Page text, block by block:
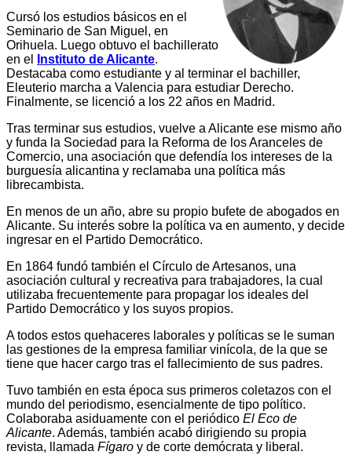
Cursó los estudios básicos en el
Seminario de San Miguel, en
Orihuela. Luego obtuvo el bachillerato
en el
Instituto de Alicante.
Destacaba como estudiante y al terminar el bachiller,
Eleuterio marcha a Valencia para estudiar Derecho.
Finalmente, se licenció a los 22 años en Madrid.
Tras terminar sus estudios, vuelve a Alicante ese mismo año
y funda la Sociedad para la Reforma de los Aranceles de
Comercio, una asociación que defendía los intereses de la
burguesía alicantina y reclamaba una política más
librecambista.
En menos de un año, abre su propio bufete de abogados en
Alicante. Su interés sobre la política va en aumento, y decide
ingresar en el Partido Democrático.
En 1864 fundó también el Círculo de Artesanos, una
asociación cultural y recreativa para trabajadores, la cual
utilizaba frecuentemente para propagar los ideales del
Partido Democrático y los suyos propios.
A todos estos quehaceres laborales y políticas se le suman
las gestiones de la empresa familiar vinícola, de la que se
tiene que hacer cargo tras el fallecimiento de sus padres.
Tuvo también en esta época sus primeros coletazos con el
mundo del periodismo, esencialmente de tipo político.
Colaboraba asiduamente con el periódico El Eco de
Alicante. Además, también acabó dirigiendo su propia
revista, llamada Fígaro y de corte demócrata y liberal.